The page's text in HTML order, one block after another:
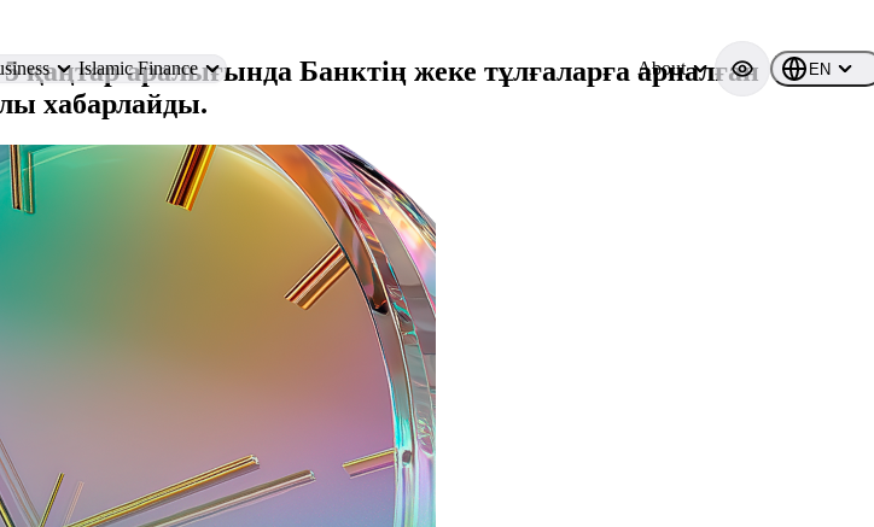
Islamic Finance About EN
аралығында Банктің жеке тұлғаларға арналған
хабарлайды.